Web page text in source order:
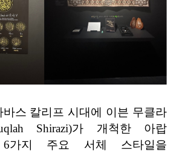
스 칼리프 시대에 이븐 무클라
Shirazi)가 개척한 아랍
6가지 주요 서체 스타일을